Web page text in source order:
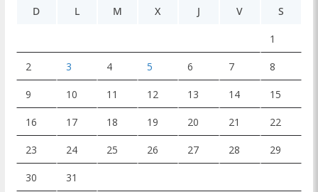
D
L M X J V S
1
2 3 4 5 6 7 8
9 10 11 12 13 14 15
16 17 18 19 20 21 22
23 24 25 26 27 28 29
30 31